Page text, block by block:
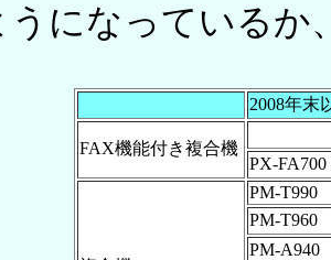
うになっているか
2008年末
FAX機能付き複合機
PX-FA700
PM-T990
PM-T960
PM-A940